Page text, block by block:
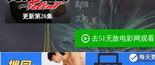
更新第26集
剧情：
又名：
去51无敌电影网观看